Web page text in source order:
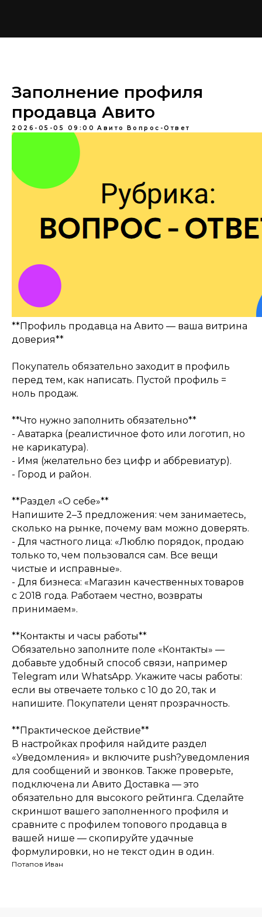
Заполнение профиля
продавца Авито
2026-05-05 09:00 Авито Вопрос-Ответ
**Профиль продавца на Авито — ваша витрина
доверия**
Покупатель обязательно заходит в профиль
перед тем, как написать. Пустой профиль =
ноль продаж.
**Что нужно заполнить обязательно**
- Аватарка (реалистичное фото или логотип, но
не карикатура).
- Имя (желательно без цифр и аббревиатур).
- Город и район.
**Раздел «О себе»**
Напишите 2–3 предложения: чем занимаетесь,
сколько на рынке, почему вам можно доверять.
- Для частного лица: «Люблю порядок, продаю
только то, чем пользовался сам. Все вещи
чистые и исправные».
- Для бизнеса: «Магазин качественных товаров
с 2018 года. Работаем честно, возвраты
принимаем».
**Контакты и часы работы**
Обязательно заполните поле «Контакты» —
добавьте удобный способ связи, например
Telegram или WhatsApp. Укажите часы работы:
если вы отвечаете только с 10 до 20, так и
напишите. Покупатели ценят прозрачность.
**Практическое действие**
В настройках профиля найдите раздел
«Уведомления» и включите push?уведомления
для сообщений и звонков. Также проверьте,
подключена ли Авито Доставка — это
обязательно для высокого рейтинга. Сделайте
скриншот вашего заполненного профиля и
сравните с профилем топового продавца в
вашей нише — скопируйте удачные
формулировки, но не текст один в один.
Потапов Иван